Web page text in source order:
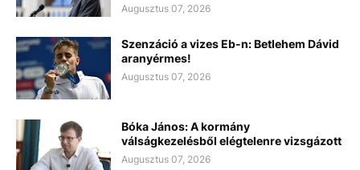
Augusztus 07, 2026
Szenzáció a vizes Eb-n: Betlehem Dávid
aranyérmes!
Augusztus 07, 2026
Bóka János: A kormány
válságkezelésből elégtelenre vizsgázott
Augusztus 07, 2026